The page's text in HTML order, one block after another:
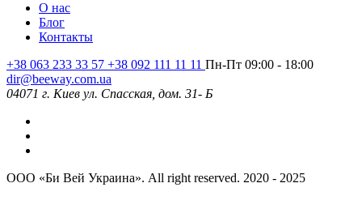
О нас
Блог
Контакты
+38 063 233 33 57 +38 092 111 11 11 Пн-Пт 09:00 - 18:00
dir@beeway.com.ua
04071 г. Киев ул. Спасская, дом. 31- Б
OОО «Би Вей Украина». All right reserved. 2020 - 2025